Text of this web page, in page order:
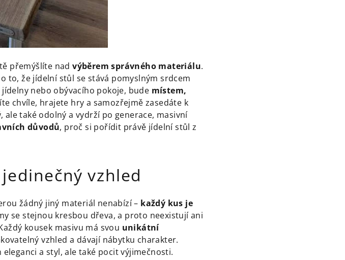
přemýšlíte nadvýběrem správného materiálu.
to, že jídelní stůl se stává pomyslným srdcem
nebo obývacího pokoje, bude místem,
chvíle, hrajete hry a samozřejmě zasedáte k
také odolný a vydrží po generace, masivní
důvodů, proč si pořídit právě jídelní stůl z
vzhled
žádný jiný materiál nenabízí – každý kus je
se stejnou kresbou dřeva, a proto neexistují ani
kousek masivu má svou unikátní
vzhled a dávají nábytku charakter.
a styl, ale také pocit výjimečnosti.